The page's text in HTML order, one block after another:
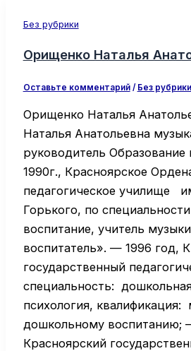
Без рубрики
Орищенко Наталья
Оставьте комментарий / Без рубрики
Орищенко Наталья
Наталья Анатольевна
руководитель
1990г., Красноярское
педагогическое училище
Горького, по
воспитание, учитель
воспитатель». — 1996 год,
государственный
специальность:
психология, квалификация:
дошкольному воспитанию;
Красноярский